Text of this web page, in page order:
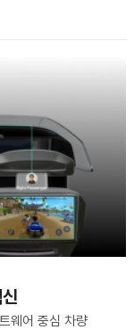
웨어 중심 차량